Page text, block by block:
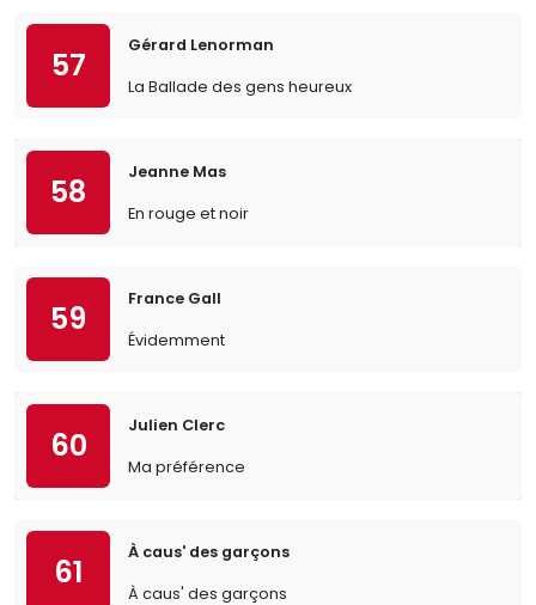
57
Gérard Lenorman
La Ballade des gens heureux
58
Jeanne Mas
En rouge et noir
59
France Gall
Évidemment
60
Julien Clerc
Ma préférence
61
À caus' des garçons
À caus' des garçons